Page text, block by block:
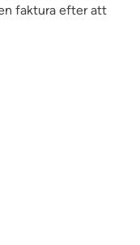
faktura efter att